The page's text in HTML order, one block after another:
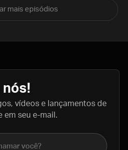
mais episódios
vídeos e lançamentos de
em seu e-mail.